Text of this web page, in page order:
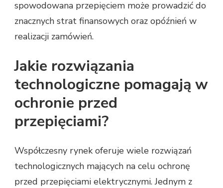
spowodowana przepięciem może prowadzić do
znacznych strat finansowych oraz opóźnień w
realizacji zamówień.
Jakie rozwiązania
technologiczne pomagają w
ochronie przed
przepięciami?
Współczesny rynek oferuje wiele rozwiązań
technologicznych mających na celu ochronę
przed przepięciami elektrycznymi. Jednym z